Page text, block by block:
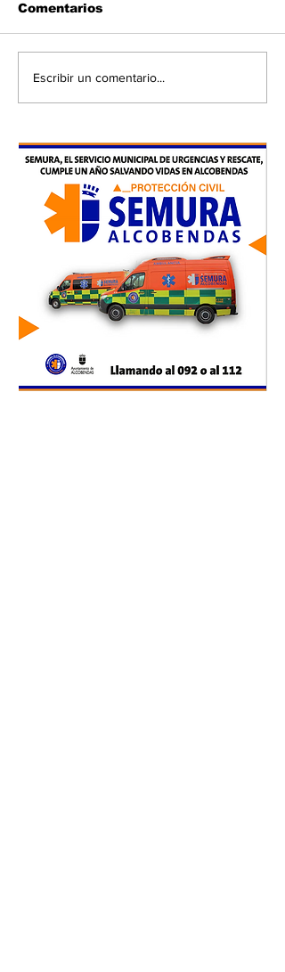
Comentarios
Escribir un comentario...